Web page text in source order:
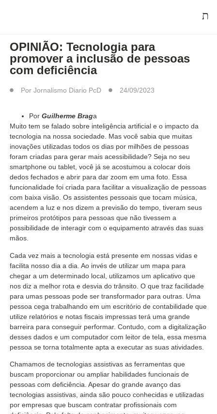
OPINIÃO: Tecnologia para
promover a inclusão de pessoas
com deficiência
Por Jornalismo Diario PcD 24/09/2023
Por Guilherme Braga
Muito tem se falado sobre inteligência artificial e o impacto da
tecnologia na nossa sociedade. Mas você sabia que muitas
inovações utilizadas todos os dias por milhões de pessoas
foram criadas para gerar mais acessibilidade? Seja no seu
smartphone ou tablet, você já se acostumou a colocar dois
dedos fechados e abrir para dar zoom em uma foto. Essa
funcionalidade foi criada para facilitar a visualização de pessoas
com baixa visão. Os assistentes pessoais que tocam música,
acendem a luz e nos dizem a previsão do tempo, tiveram seus
primeiros protótipos para pessoas que não tivessem a
possibilidade de interagir com o equipamento através das suas
mãos.
Cada vez mais a tecnologia está presente em nossas vidas e
facilita nosso dia a dia. Ao invés de utilizar um mapa para
chegar a um determinado local, utilizamos um aplicativo que
nos diz a melhor rota e desvia do trânsito. O que traz facilidade
para umas pessoas pode ser transformador para outras. Uma
pessoa cega trabalhando em um escritório de contabilidade que
utilize relatórios e notas fiscais impressas terá uma grande
barreira para conseguir performar. Contudo, com a digitalização
desses dados e um computador com leitor de tela, essa mesma
pessoa se torna totalmente apta a executar as suas atividades.
Chamamos de tecnologias assistivas as ferramentas que
buscam proporcionar ou ampliar habilidades funcionais de
pessoas com deficiência. Apesar do grande avanço das
tecnologias assistivas, ainda são pouco conhecidas e utilizadas
por empresas que buscam contratar profissionais com